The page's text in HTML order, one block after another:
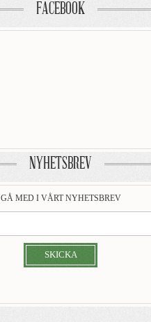
FACEBOOK
NYHETSBREV
GÅ MED I VÅRT NYHETSBREV
SKICKA